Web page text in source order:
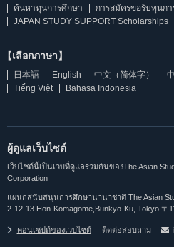
ค้นหาทุนการศึกษา
การสมัครขอรับทุนก
JAPAN STUDY SUPPORT Scholarships
【เลือกภาษา】
日本語 English 中文（简体字）
Tiếng Việt
Bahasa Indonesia
ผู้ดูแลเว็บไซต์
เว็บไซต์นี้เป็นเวบที่ดูแลร่วมกันของThe Asian
Corporation
แผนกสนับสนุนการศึกษานานาชาติ The Asian
2-12-13 Hon-Komagome,Bunkyo-Ku, Tokyo 〒
คอนเซปต์ของเวบไซต์ ติดต่อสอบถาม